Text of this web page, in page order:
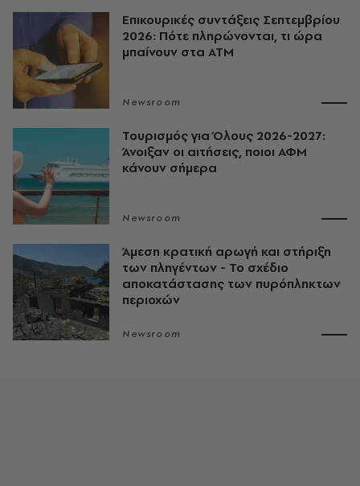
Επικουρικές συντάξεις Σεπτεμβρίου
2026: Πότε πληρώνονται, τι ώρα
μπαίνουν στα ΑΤΜ
Newsroom
Τουρισμός για Όλους 2026-2027:
Άνοιξαν οι αιτήσεις, ποιοι ΑΦΜ
κάνουν σήμερα
Newsroom
Άμεση κρατική αρωγή και στήριξη
των πληγέντων - Το σχέδιο
αποκατάστασης των πυρόπληκτων
περιοχών
Newsroom